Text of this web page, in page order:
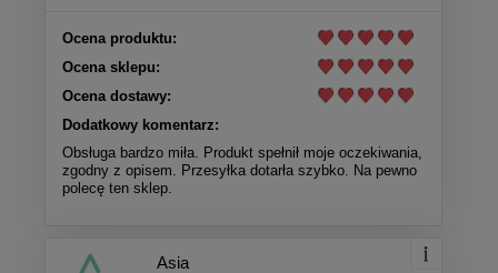
Ocena produktu:
Ocena sklepu:
Ocena dostawy:
Dodatkowy komentarz:
Obsługa bardzo miła. Produkt spełnił moje oczekiwania,
zgodny z opisem. Przesyłka dotarła szybko. Na pewno
polecę ten sklep.
Asia